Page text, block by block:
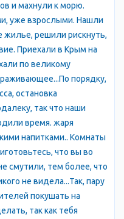
возвышается
обладает огромным
комбинация
и целебного
морских ветров,
лучших курортов
утопает в зелени,
в летнюю жару, а легкий
Многочисленные
и развитая
особой аурой,
уголок среди
атмосфера
отдыха. Многие
и махнули к морю.
уже взрослыми. Нашли
жилье, решили рискнуть,
Приехали в Крым на
по великому
порядку,
остановка
так что наши
время. жаря
напитками.. Комнаты
что вы во
смутили, тем более, что
не видела...Так, пару
покушать на
так как тебя